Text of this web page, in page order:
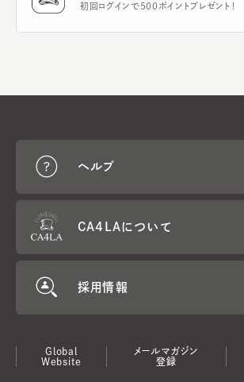
初回ログインで500ポイントプレゼント！
ヘルプ
CA4LAについて
採用情報
Global
Website
メールマガジン
登録